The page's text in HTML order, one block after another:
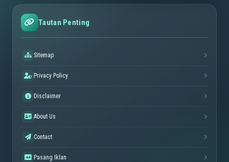
Tautan Penting
Sitemap
Privacy Policy
Disclaimer
About Us
Contact
Pasang Iklan